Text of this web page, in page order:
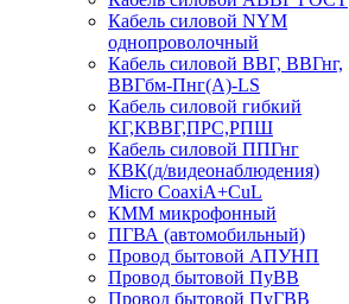
Кабель силовой NYM
однопроволочный
Кабель силовой ВВГ, ВВГнг,
ВВГбм-Пнг(А)-LS
Кабель силовой гибкий
КГ,КВВГ,ПРС,РПШ
Кабель силовой ППГнг
КВК(д/видеонаблюдения)
Micro CoaxiA+CuL
КММ микрофонный
ПГВА (автомобильный)
Провод бытовой АПУНП
Провод бытовой ПуВВ
Провод бытовой ПуГВВ